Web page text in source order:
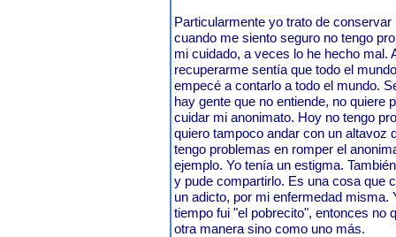
Particularmente yo trato de
cuando me siento seguro no tengo
mi cuidado, a veces lo he hecho mal.
recuperarme sentía que todo el
empecé a contarlo a todo el mundo.
hay gente que no entiende, no quiere
cuidar mi anonimato. Hoy no tengo
quiero tampoco andar con un altavoz
tengo problemas en romper el
ejemplo. Yo tenía un estigma.
y pude compartirlo. Es una cosa que
un adicto, por mi enfermedad misma.
tiempo fui "el pobrecito", entonces no
otra manera sino como uno más.